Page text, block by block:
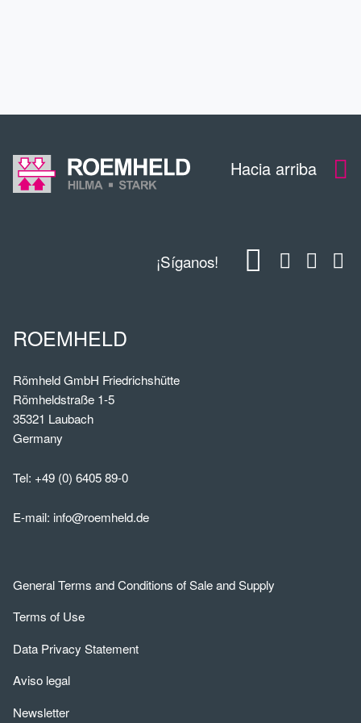
Hacia arriba
¡Síganos!
ROEMHELD
Römheld GmbH Friedrichshütte
Römheldstraße 1-5
35321 Laubach
Germany
Tel: +49 (0) 6405 89-0
E-mail: info@roemheld.de
General Terms and Conditions of Sale and Supply
Terms of Use
Data Privacy Statement
Aviso legal
Newsletter